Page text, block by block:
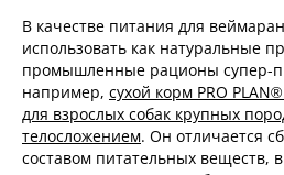
В качестве питания для
использовать как натуральные
промышленные рационы супер-
например, сухой корм PRO PLAN®
для взрослых собак крупных
телосложением. Он отличается
составом питательных веществ,